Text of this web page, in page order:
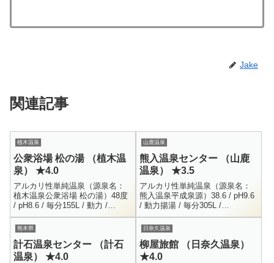
Jake
関連記事
植木温泉
公衆浴場 松の湯 （植木温
泉） ★4.0
アルカリ性単純温泉（源泉名：
植木温泉公衆浴場 松の湯）48度
/ pH8.6 / 毎分155L / 動力 /
H27.5.4Na+ = 100.8 / K+ = 1.8 /
Mg+...
山鹿温泉
熊入温泉センター （山鹿
温泉） ★3.5
アルカリ性単純温泉（源泉名：
熊入温泉平成泉源）38.6 / pH9.6
/ 動力揚湯 / 毎分305L /
H28.3.31Na+ = 41 / K+ = 0.4 /
NH4+ =...
熊本県
計石温泉センター （計石
温泉） ★4.0
日奈久温泉
柳屋旅館 （日奈久温泉）
★4.0